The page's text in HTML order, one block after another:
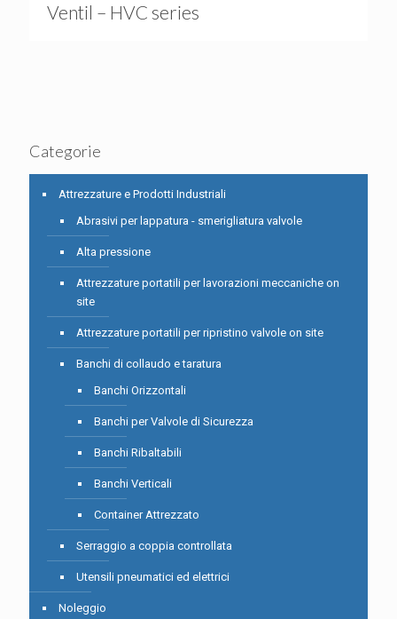
Ventil – HVC series
Categorie
Attrezzature e Prodotti Industriali
Abrasivi per lappatura - smerigliatura valvole
Alta pressione
Attrezzature portatili per lavorazioni meccaniche on
site
Attrezzature portatili per ripristino valvole on site
Banchi di collaudo e taratura
Banchi Orizzontali
Banchi per Valvole di Sicurezza
Banchi Ribaltabili
Banchi Verticali
Container Attrezzato
Serraggio a coppia controllata
Utensili pneumatici ed elettrici
Noleggio